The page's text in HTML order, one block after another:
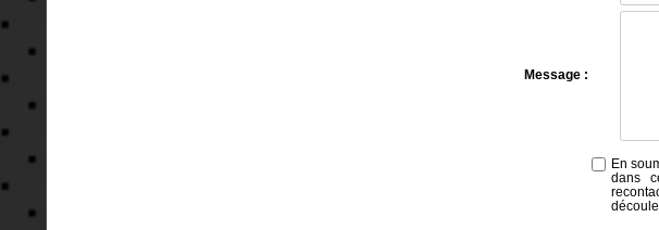
Message :
En
dans